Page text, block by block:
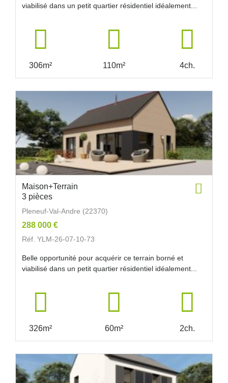
viabilisé dans un petit quartier résidentiel idéalement...
306m² 110m² 4ch.
Maison+Terrain
3 pièces
Pleneuf-Val-Andre (22370)
288 000 €
Réf. YLM-26-07-10-73
Belle opportunité pour acquérir ce terrain borné et
viabilisé dans un petit quartier résidentiel idéalement...
326m² 60m² 2ch.